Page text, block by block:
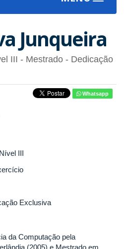
Junqueira
III - Mestrado - Dedicação
Whatsapp
III
Exclusiva
da Computação pela
(2005) e Mestrado em